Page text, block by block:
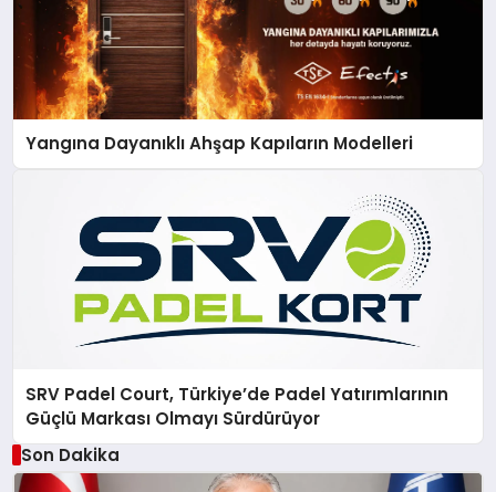
Yangına Dayanıklı Ahşap Kapıların Modelleri
SRV Padel Court, Türkiye’de Padel Yatırımlarının
Güçlü Markası Olmayı Sürdürüyor
Son Dakika